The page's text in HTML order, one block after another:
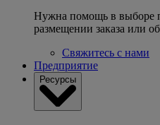
Нужна помощь в выборе
размещении заказа или
Свяжитесь с нами
Предприятие
Ресурсы